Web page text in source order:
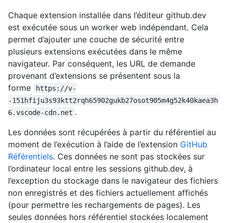
Chaque extension installée dans l’éditeur github.dev
est exécutée sous un worker web indépendant. Cela
permet d’ajouter une couche de sécurité entre
plusieurs extensions exécutées dans le même
navigateur. Par conséquent, les URL de demande
provenant d’extensions se présentent sous la
forme
https://v-
-151hfiju3s93ktt2rqh65902gukb27osot905m4g52k40kaea3h
6.vscode-cdn.net .
Les données sont récupérées à partir du référentiel au
moment de l’exécution à l’aide de l’extension GitHub
Référentiels. Ces données ne sont pas stockées sur
l’ordinateur local entre les sessions github.dev, à
l’exception du stockage dans le navigateur des fichiers
non enregistrés et des fichiers actuellement affichés
(pour permettre les rechargements de pages). Les
seules données hors référentiel stockées localement